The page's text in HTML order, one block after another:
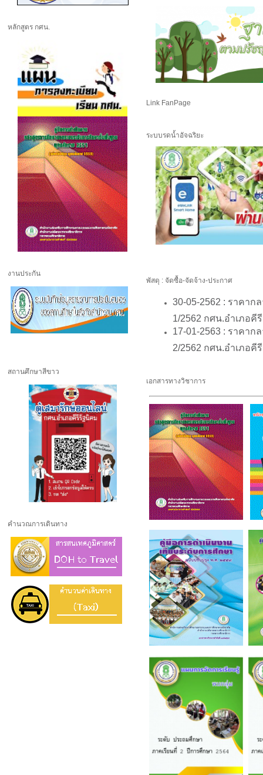
หลักสูตร กศน.
งานประกัน
สถานศึกษาสีขาว
คำนวณการเดินทาง
Link FanPage
ระบบรดน้ำอัจฉริยะ
พัสดุ : จัดซื้อ-จัดจ้าง-ประกาศ
30-05-2562 : ราคาก
1/2562 กศน.อำเภอคี
17-01-2563 : ราคาก
2/2562 กศน.อำเภอคี
เอกสารทางวิชาการ